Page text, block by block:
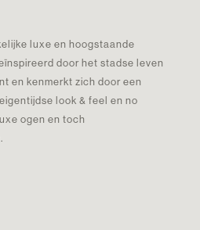
luxe en hoogstaande
door het stadse leven
en kenmerkt zich door een
look & feel en no
ogen en toch